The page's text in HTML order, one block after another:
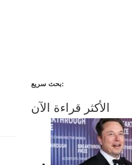
بحث سريع:
الأكثر قراءة الآن